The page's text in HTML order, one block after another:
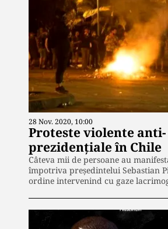
28 Nov. 2020, 10:00
Proteste violente anti-
prezidențiale în Chile
Câteva mii de persoane au
împotriva președintelui Sebastian
ordine intervenind cu gaze